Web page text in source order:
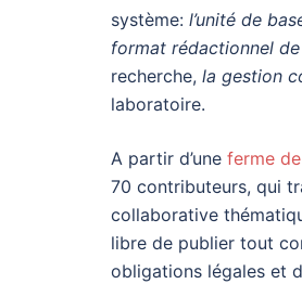
système: l’unité de
format rédactionnel
recherche, la gestion
laboratoire.
A partir d’une ferme
70 contributeurs, qui
collaborative
libre de publier tout
obligations légales et